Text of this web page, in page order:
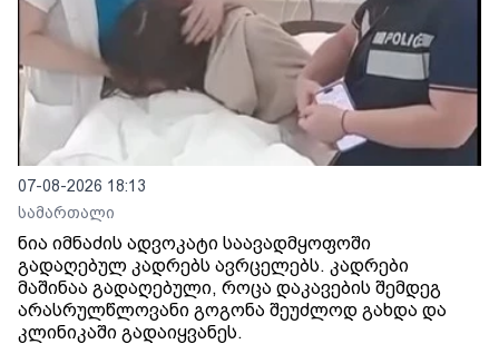
07-08-2026 18:13
სამართალი
ნია იმნაძის ადვოკატი საავადმყოფოში
გადაღებულ კადრებს ავრცელებს. კადრები
მაშინაა გადაღებული, როცა დაკავების შემდეგ
არასრულწლოვანი გოგონა შეუძლოდ გახდა და
კლინიკაში გადაიყვანეს.